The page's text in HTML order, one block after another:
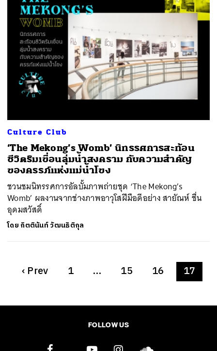
Culture Club
‘The Mekong’s Womb’ นิทรรศการสะท้อน
ชีวิตริมเขื่อนลุ่มน้ำสงคราม กับความสำคัญ
ของครรภ์แห่งแม่น้ำโขง
ชวนชมนิทรรศการอัลบั้มภาพถ่ายชุด ‘The Mekong’s
Womb’ ผลงานจากช่างภาพอาวุโสฝีมือดีอย่าง สายัณห์ ชื่น
อุดมสวัสดิ์
โดย กิตตินันท์ วัฒนธิติกุล
‹ Prev 1 … 15 16 17
FOLLOW US